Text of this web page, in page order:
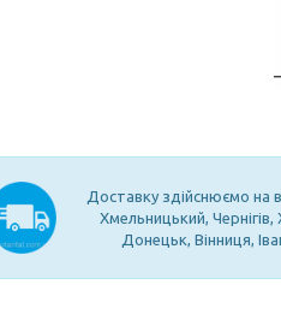
Доставку здійснюємо на
Хмельницький,
Донецьк, Вінниця,